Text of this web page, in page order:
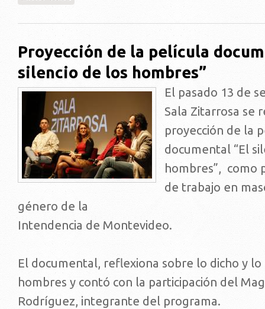
Proyección de la película
silencio de los hombres”
El pasado 13 de
Sala Zitarrosa se
proyección de la
documental “El
hombres”, como
de trabajo en
género de la
Intendencia de Montevideo.
El documental, reflexiona sobre lo dicho y
hombres y contó con la participación del
Rodríguez, integrante del programa.